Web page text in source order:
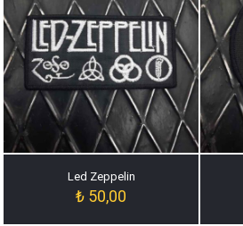
Led Zeppelin
₺ 50,00